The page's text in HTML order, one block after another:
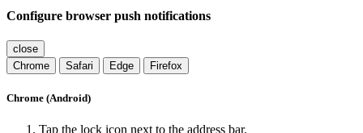
Configure browser push notifications
close
Chrome
Safari Edge Firefox
Chrome (Android)
Tap the lock icon next to the address bar.